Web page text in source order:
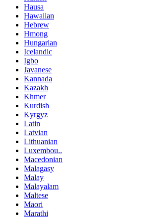
Hausa
Hawaiian
Hebrew
Hmong
Hungarian
Icelandic
Igbo
Javanese
Kannada
Kazakh
Khmer
Kurdish
Kyrgyz
Latin
Latvian
Lithuanian
Luxembou..
Macedonian
Malagasy
Malay
Malayalam
Maltese
Maori
Marathi